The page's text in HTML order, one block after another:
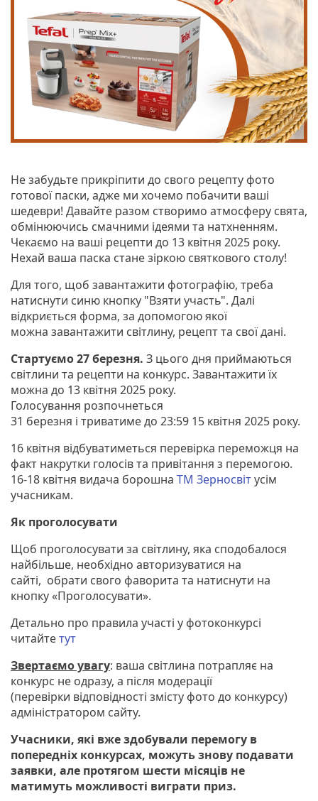
Не забудьте прикріпити до свого рецепту фото
готової паски, адже ми хочемо побачити ваші
шедеври! Давайте разом створимо атмосферу свята,
обмінюючись смачними ідеями та натхненням.
Чекаємо на ваші рецепти до 13 квітня 2025 року.
Нехай ваша паска стане зіркою святкового столу!
Для того, щоб завантажити фотографію, треба
натиснути синю кнопку "Взяти участь". Далі
відкриється форма, за допомогою якої
можна завантажити світлину, рецепт та свої дані.
Стартуємо 27 березня. З цього дня приймаються
світлини та рецепти на конкурс. Завантажити їх
можна до 13 квітня 2025 року.
Голосування розпочнеться
31 березня і триватиме до 23:59 15 квітня 2025 року.
16 квітня відбуватиметься перевірка переможця на
факт накрутки голосів та привітання з перемогою.
16-18 квітня видача борошна ТМ Зерносвітусім
учасникам.
Як проголосувати
Щоб проголосувати за світлину, яка сподобалося
найбільше, необхідно авторизуватися на
сайті, обрати свого фаворита та натиснути на
кнопку «Проголосувати».
Детально про правила участі у фотоконкурсі
читайтетут
Звертаємо увагу: ваша світлина потрапляє на
конкурс не одразу, а після модерації
(перевірки відповідності змісту фото до конкурсу)
адміністратором сайту.
Учасники, які вже здобували перемогу в
попередніх конкурсах, можуть знову подавати
заявки, але протягом шести місяців не
матимуть можливості виграти приз.